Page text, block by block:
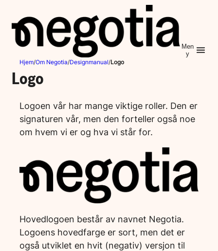
innhold
Men
y
Hjem/Om Negotia/Designmanual/Logo
Logo
Logoen vår har mange viktige roller. Den er
signaturen vår, men den forteller også noe
om hvem vi er og hva vi står for.
Hovedlogoen består av navnet Negotia.
Logoens hovedfarge er sort, men det er
også utviklet en hvit (negativ) versjon til